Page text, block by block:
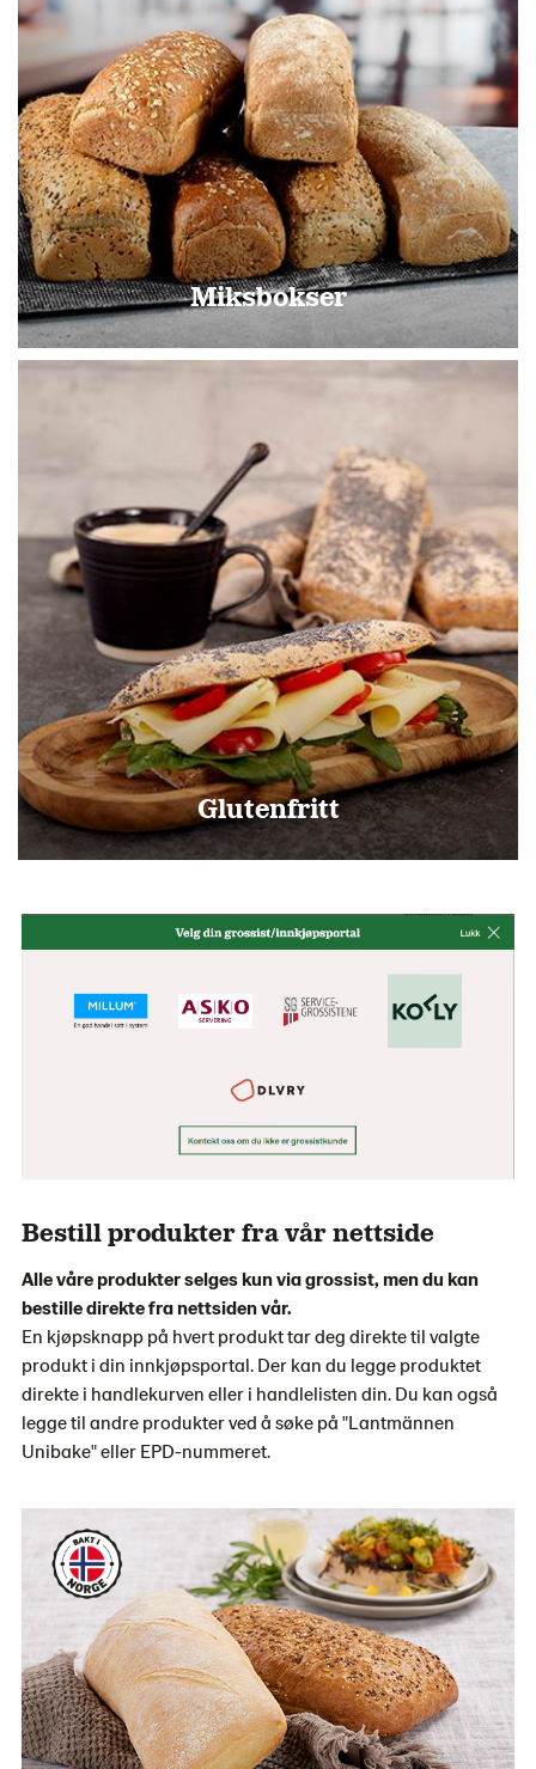
Miksbokser
Glutenfritt
Bestill produkter fra vår nettside
Alle våre produkter selges kun via grossist, men du kan
bestille direkte fra nettsiden vår.
En kjøpsknapp på hvert produkt tar deg direkte til valgte
produkt i din innkjøpsportal. Der kan du legge produktet
direkte i handlekurven eller i handlelisten din. Du kan også
legge til andre produkter ved å søke på "Lantmännen
Unibake" eller EPD-nummeret.